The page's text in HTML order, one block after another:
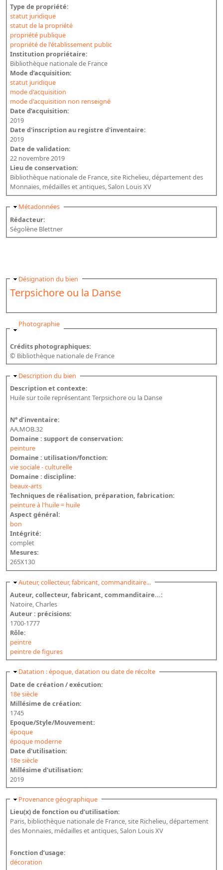
Type de propriété:
statut juridique
statut de la propriété
propriété publique
propriété de l'établissement public
Institution propriétaire:
Bibliothèque nationale de France
Mode d’acquisition:
statut juridique
mode d'acquisition
mode d'acquisition non renseigné
Date d’acquisition:
2019
Date d'inscription au registre d'inventaire:
2019
Date de validation:
22 novembre 2019
Lieu de conservation:
Bibliothèque nationale de France, site Richelieu, département des
Monnaies, médailles et antiques, Salon Louis XV
Masquer
Métadonnées
Rédacteur:
Ségolène Blettner
Masquer
Désignation du bien
Terpsichore ou la Danse
Masquer
Photographie
Crédits photographiques:
© Bibliothèque nationale de France
Masquer
Description du bien
Description et contexte:
Huile sur toile représentant Terpsichore ou la Danse
N° d’inventaire:
AA.MOB.32
Domaine : support de conservation:
peinture
Domaine : utilisation/fonction:
vie sociale - culturelle
Domaine : discipline:
beaux-arts
Techniques de réalisation, préparation, fabrication:
peinture à l'huile = huile
Aspect général:
bon
Intégrité:
complet
Mesures:
265X130
Masquer
Auteur, collecteur, fabricant, commanditaire...
Auteur, collecteur, fabricant, commanditaire...:
Natoire, Charles
Auteur : précisions:
1700-1777
Rôle:
peintre
peintre de figures
Masquer
Datation : époque, datation ou date de récolte
Date de création / exécution:
18e siècle
Millésime de création:
1745
Epoque/Style/Mouvement:
époque
époque moderne
Date d'utilisation:
18e siècle
Millésime d'utilisation:
2019
Masquer
Provenance géographique
Lieu(x) de fonction ou d’utilisation:
Paris, bibliothèque nationale de France, site Richelieu, département
des Monnaies, médailles et antiques, Salon Louis XV
Fonction d’usage:
décoration